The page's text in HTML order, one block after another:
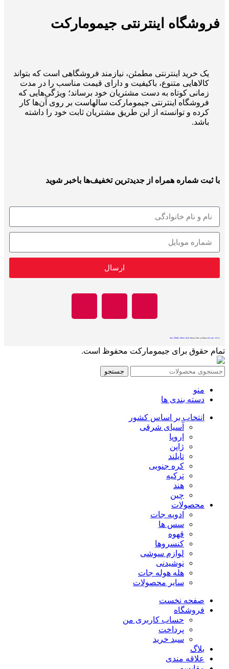
فروشگاه اینترنتی جیمومارکت
یک خرید اینترنتی مطمئن، نیازمند فروشگاهی است که بتواند
کالاهایی متنوع، باکیفیت و دارای قیمت مناسب را در مدت
زمانی کوتاه به دست مشتریان خود برساند؛ ویژگی‌هایی که
فروشگاه اینترنتی جیمومارکت سالهاست بر روی آن‌ها کار
کرده و توانسته از این طریق مشتریان ثابت خود را داشته
باشد.
با ثبت شماره همراه از جدید‌ترین تخفیف‌ها با‌خبر شوید
ارسال
خدمات سئو سایت و طراحی سایت توسط شرکت دیجیتال مارکتینگ سپنتا
تمام حقوق برای جیمومارکت محفوظ است.
جستجو
منو
دسته بندی ها
انتخاب بر اساس کشور
آسیای شرقی
اروپا
ژاپن
تایلند
کره جنوبی
ترکیه
هند
چین
محصولات
ادویه جات
سس ها
قهوه
کنسروها
لوازم سوشی
نوشیدنی
هله هوله جات
سایر محصولات
صفحه نخست
فروشگاه
حساب کاربری من
پرداخت
سبد خرید
بلاگ
علاقه مندی